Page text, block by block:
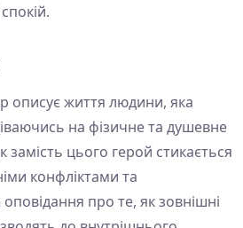
описує життя людини, яка
на фізичне та душевне
цього герой стикається
конфліктами та
про те, як зовнішні